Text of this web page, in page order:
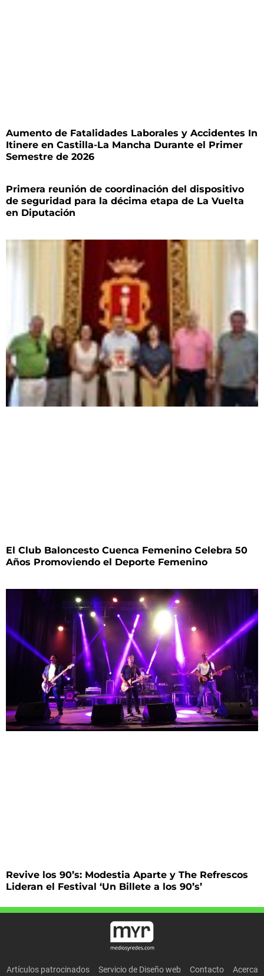
Aumento de Fatalidades Laborales y Accidentes In
Itinere en Castilla-La Mancha Durante el Primer
Semestre de 2026
Primera reunión de coordinación del dispositivo
de seguridad para la décima etapa de La Vuelta
en Diputación
El Club Baloncesto Cuenca Femenino Celebra 50
Años Promoviendo el Deporte Femenino
Revive los 90’s: Modestia Aparte y The Refrescos
Lideran el Festival ‘Un Billete a los 90’s’
Artículos patrocinados Servicio de Diseño web Contacto Acerca